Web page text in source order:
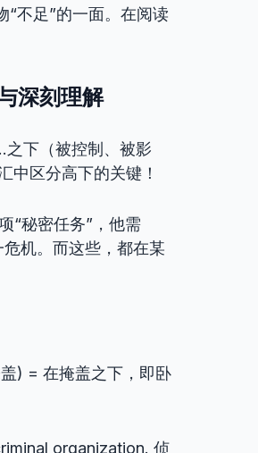
“不足”的一面。在阅读
深刻理解
下（被控制、被影
中区分高下的关键！
“秘密任务”，他需
机。而这些，都在某
) = 在掩盖之下，即卧
organization. 侦